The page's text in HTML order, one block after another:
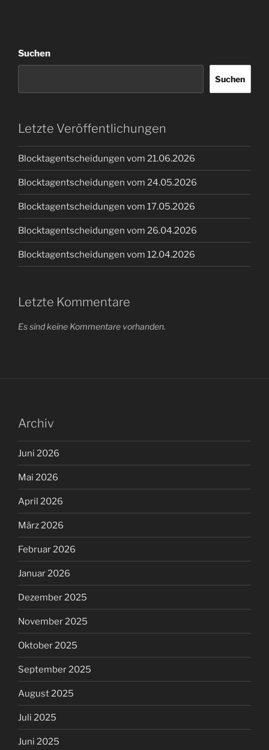
Suchen
Suchen
Letzte Veröffentlichungen
Blocktagentscheidungen vom 21.06.2026
Blocktagentscheidungen vom 24.05.2026
Blocktagentscheidungen vom 17.05.2026
Blocktagentscheidungen vom 26.04.2026
Blocktagentscheidungen vom 12.04.2026
Letzte Kommentare
Es sind keine Kommentare vorhanden.
Archiv
Juni 2026
Mai 2026
April 2026
März 2026
Februar 2026
Januar 2026
Dezember 2025
November 2025
Oktober 2025
September 2025
August 2025
Juli 2025
Juni 2025